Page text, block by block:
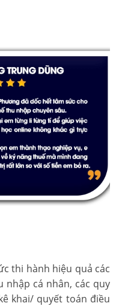
thi hành hiệu quả các
nhập cá nhân, các quy
khai/ quyết toán điều